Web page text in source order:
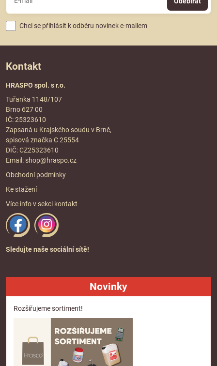
Chci se přihlásit k odběru novinek e-mailem
Kontakt
HRASPO spol. s r.o.
Tuřanka 1148/107
Brno 627 00
IČ: 25323610
Zapsaná u Krajského soudu v Brně,
spisová značka C 25554
DIČ: CZ25323610
Email: shop@hraspo.cz
Obchodní podmínky
Ke stažení
Více info v sekci kontakt
Sledujte naše sociální sítě!
Novinky
Rozšiřujeme sortiment!